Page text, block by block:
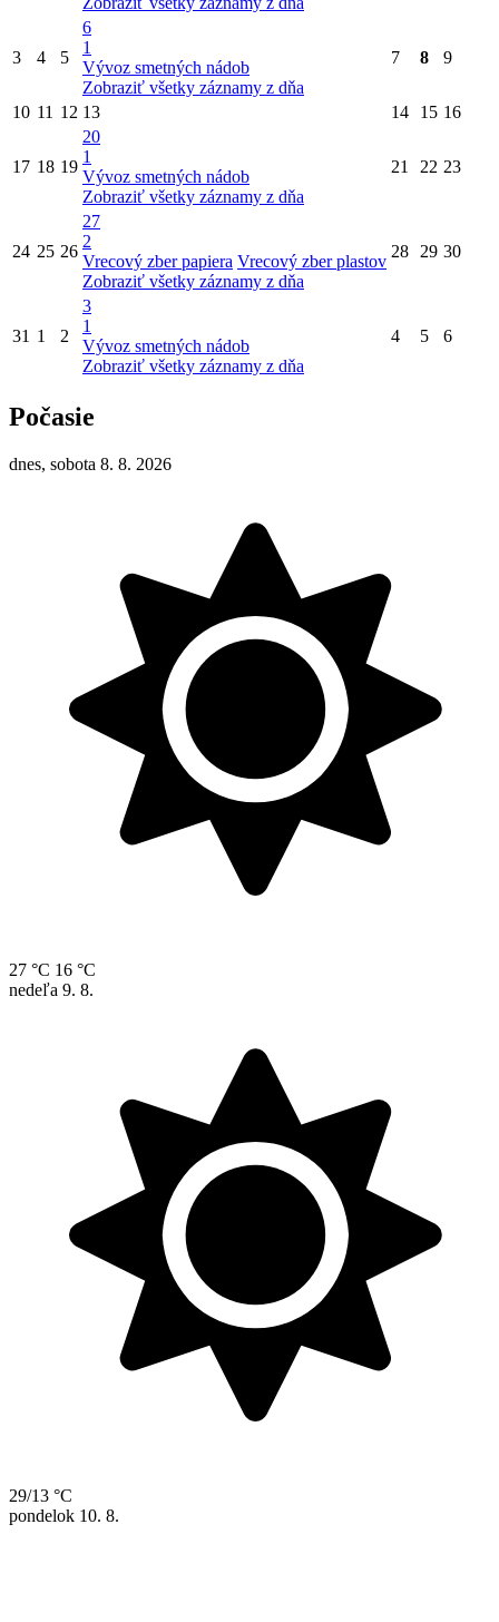
3 4 5
6
1
Vývoz smetných nádob
Zobraziť všetky záznamy z dňa
7 8 9
10 11 12 13 14 15 16
17 18 19
20
1
Vývoz smetných nádob
Zobraziť všetky záznamy z dňa
21 22 23
24 25 26
27
2
Vrecový zber papiera Vrecový zber plastov
Zobraziť všetky záznamy z dňa
28 29 30
31 1 2
3
1
Vývoz smetných nádob
Zobraziť všetky záznamy z dňa
4 5 6
Počasie
dnes, sobota 8. 8. 2026
27 °C 16 °C
nedeľa 9. 8.
29/13 °C
pondelok 10. 8.